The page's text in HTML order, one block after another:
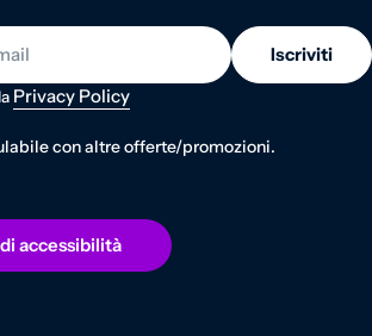
Iscriviti
Privacy Policy
con altre offerte/promozioni.
accessibilità